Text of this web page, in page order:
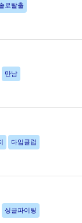
로탈출
만남
다임클럽
싱글파이팅